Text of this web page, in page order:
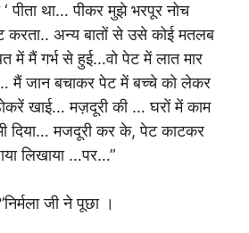
पीता था… पीकर मुझे भरपूर नोच
करता.. अन्य बातों से उसे कोई मतलब
में मैं गर्भ से हुई…वो पेट में लात मार
मैं जान बचाकर पेट में बच्चे को लेकर
खाई… मज़दूरी की … घरों में काम
दिया… मजदूरी कर के, पेट काटकर
लिखाया …पर…”
जी ने पूछा ।